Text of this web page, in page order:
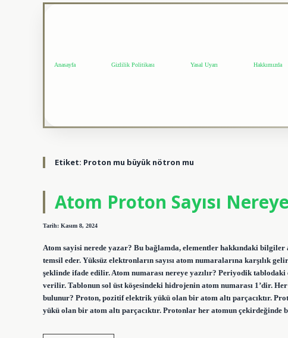
Anasayfa Gizlilik Politikası Yasal Uyarı Hakkımızda
Etiket: Proton mu büyük nötron mu
Atom Proton Sayısı
Tarih: Kasım 8, 2024
Atom sayisi nerede yazar? Bu bağlamda, elementler hakkındaki bilgiler
temsil eder. Yüksüz elektronların sayısı atom numaralarına karşılık
şeklinde ifade edilir. Atom numarası nereye yazılır? Periyodik
verilir. Tablonun sol üst köşesindeki hidrojenin atom numarası 1’dir.
bulunur? Proton, pozitif elektrik yükü olan bir atom altı parçacıktır.
yükü olan bir atom altı parçacıktır. Protonlar her atomun çekirdeğinde